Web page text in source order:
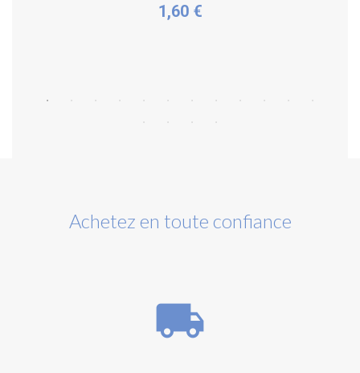
Personnaliser
1,60 €
Achetez en toute confiance
local_shipping